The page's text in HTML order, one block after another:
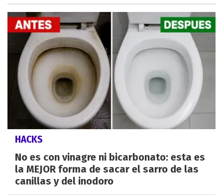
HACKS
No es con vinagre ni bicarbonato: esta es
la MEJOR forma de sacar el sarro de las
canillas y del inodoro